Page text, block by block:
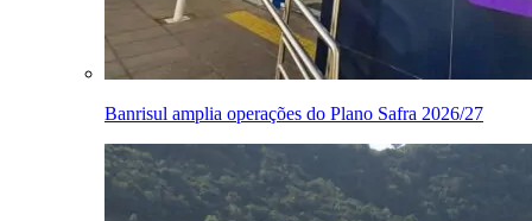
Banrisul amplia operações do Plano Safra 2026/27